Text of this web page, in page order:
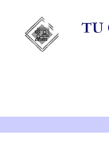
contenido